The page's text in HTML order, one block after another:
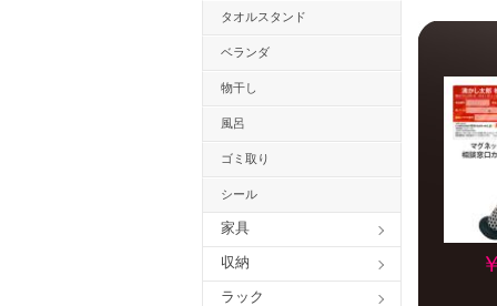
タオルスタンド
ベランダ
物干し
風呂
ゴミ取り
シール
家具
収納
ラック